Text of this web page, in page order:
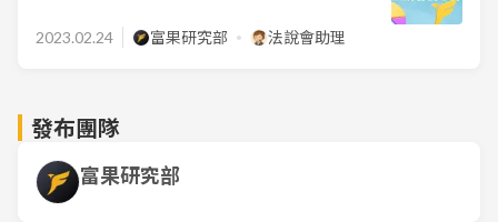
2023.02.24 富果研究部 法說會助理
發布團隊
富果研究部